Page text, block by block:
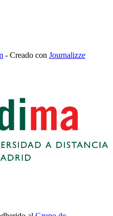
- Creado con Journalizze